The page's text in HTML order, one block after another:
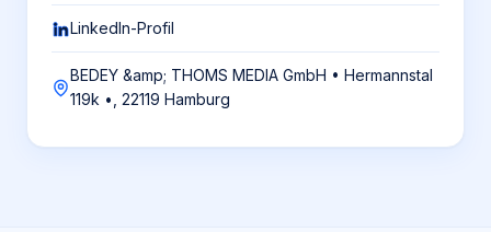
LinkedIn-Profil
BEDEY &amp; THOMS MEDIA GmbH • Hermannstal
119k •, 22119 Hamburg